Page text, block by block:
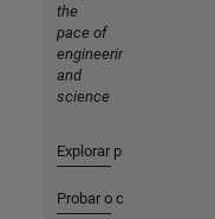
the
pace of
engineering
and
science
Explorar productos
Probar o comprar